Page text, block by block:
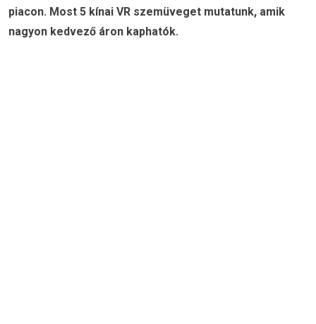
piacon. Most 5 kínai VR szemüveget mutatunk, amik
nagyon kedvező áron kaphatók.